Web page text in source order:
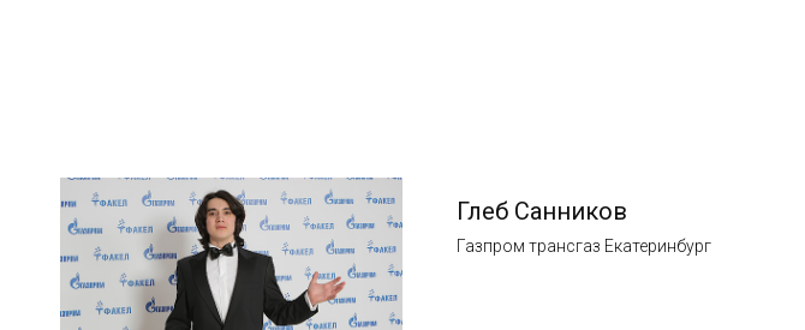
Глеб Санников
Газпром трансгаз Екатеринбург